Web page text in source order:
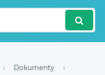
Dokumenty